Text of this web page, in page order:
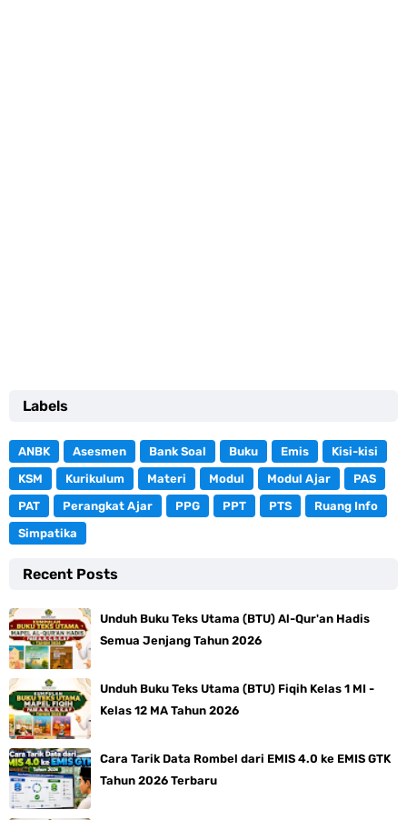
Labels
ANBK Asesmen Bank Soal Buku Emis
Kisi-kisi
KSM
Kurikulum Materi Modul Modul Ajar
PAS
PAT
Perangkat Ajar PPG PPT PTS
Ruang Info
Simpatika
Recent Posts
Unduh Buku Teks Utama (BTU) Al-Qur'an Hadis
Semua Jenjang Tahun 2026
Unduh Buku Teks Utama (BTU) Fiqih Kelas 1 MI -
Kelas 12 MA Tahun 2026
Cara Tarik Data Rombel dari EMIS 4.0 ke EMIS GTK
Tahun 2026 Terbaru